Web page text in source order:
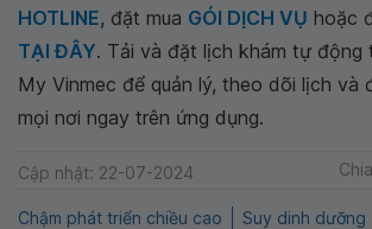
HOTLINE, đặt mua GÓI DỊCH VỤ hoặc
TẠI ĐÂY. Tải và đặt lịch khám tự động
My Vinmec để quản lý, theo dõi lịch và
mọi nơi ngay trên ứng dụng.
Cập nhật: 22-07-2024
Chậm phát triển chiều cao Suy dinh dưỡng